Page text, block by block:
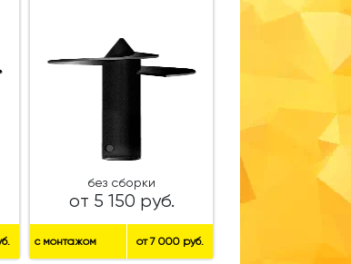
без сборки
от 5 150 руб.
с монтажом от 7 000 руб.